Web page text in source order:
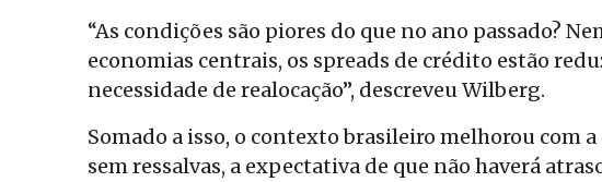
“As condições são piores do que no ano passado?
economias centrais, os spreads de crédito estão
necessidade de realocação”, descreveu Wilberg.
Somado a isso, o contexto brasileiro melhorou com
sem ressalvas, a expectativa de que não haverá